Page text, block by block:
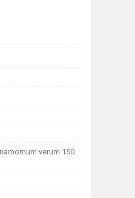
verum 150